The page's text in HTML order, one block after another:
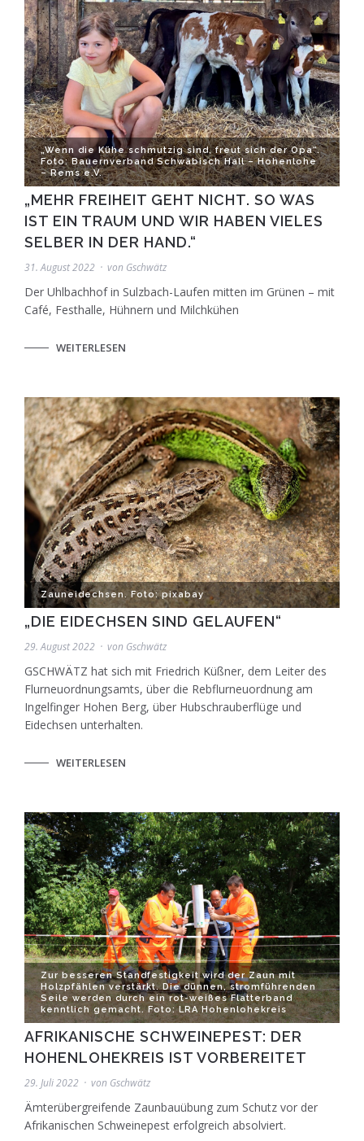
„Wenn die Kühe schmutzig sind, freut sich der Opa“.
Foto: Bauernverband Schwäbisch Hall – Hohenlohe
– Rems e.V.
„MEHR FREIHEIT GEHT NICHT. SO WAS
IST EIN TRAUM UND WIR HABEN VIELES
SELBER IN DER HAND.“
31. August 2022 von Gschwätz
Der Uhlbachhof in Sulzbach-Laufen mitten im Grünen – mit
Café, Festhalle, Hühnern und Milchkühen
WEITERLESEN
Zauneidechsen. Foto: pixabay
„DIE EIDECHSEN SIND GELAUFEN“
29. August 2022 von Gschwätz
GSCHWÄTZ hat sich mit Friedrich Küßner, dem Leiter des
Flurneuordnungsamts, über die Rebflurneuordnung am
Ingelfinger Hohen Berg, über Hubschrauberflüge und
Eidechsen unterhalten.
WEITERLESEN
Zur besseren Standfestigkeit wird der Zaun mit
Holzpfählen verstärkt. Die dünnen, stromführenden
Seile werden durch ein rot-weißes Flatterband
kenntlich gemacht. Foto: LRA Hohenlohekreis
AFRIKANISCHE SCHWEINEPEST: DER
HOHENLOHEKREIS IST VORBEREITET
29. Juli 2022 von Gschwätz
Ämterübergreifende Zaunbauübung zum Schutz vor der
Afrikanischen Schweinepest erfolgreich absolviert.